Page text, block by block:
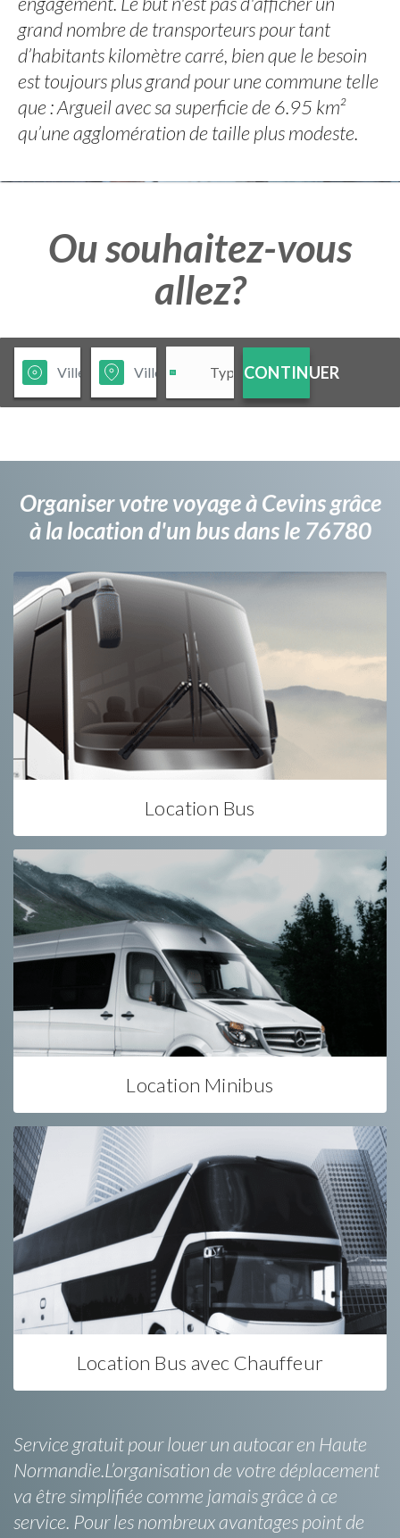
grand nombre de transporteurs pour tant
d’habitants kilomètre carré, bien que le besoin
est toujours plus grand pour une commune telle
que : Argueil avec sa superficie de 6.95 km²
qu’une agglomération de taille plus modeste.
Ou souhaitez-vous
allez?
CONTINUER
Organiser votre voyage à Cevins grâce
à la location d'un bus dans le 76780
Location Bus
Location Minibus
Location Bus avec Chauffeur
Service gratuit pour louer un autocar en Haute
Normandie.L’organisation de votre déplacement
va être simplifiée comme jamais grâce à ce
service. Pour les nombreux avantages point de